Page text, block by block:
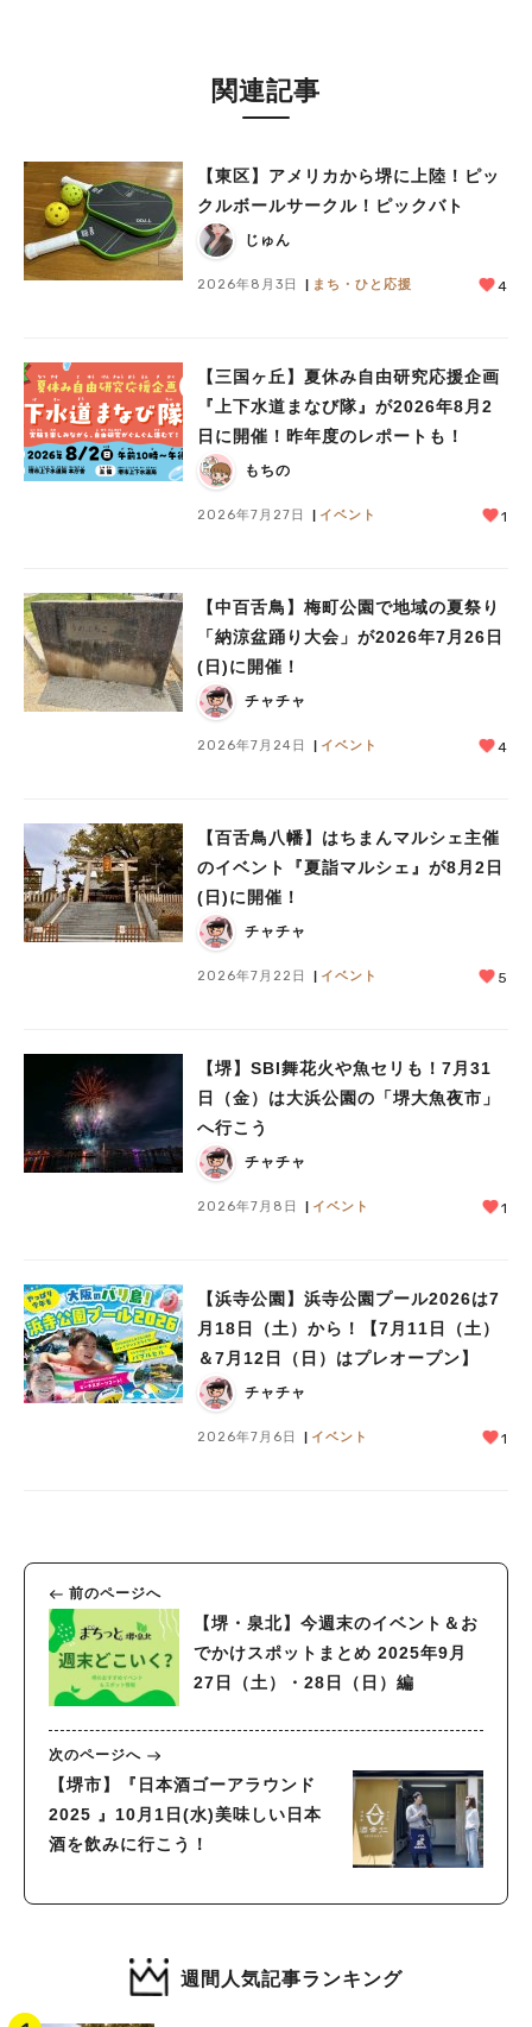
関連記事
【東区】アメリカから堺に上陸！ピッ
クルボールサークル！ピックバト
じゅん
2026年8月3日 まち・ひと応援 4
【三国ヶ丘】夏休み自由研究応援企画
『上下水道まなび隊』が2026年8月2
日に開催！昨年度のレポートも！
もちの
2026年7月27日 イベント 1
【中百舌鳥】梅町公園で地域の夏祭り
「納涼盆踊り大会」が2026年7月26日
(日)に開催！
チャチャ
2026年7月24日 イベント 4
【百舌鳥八幡】はちまんマルシェ主催
のイベント『夏詣マルシェ』が8月2日
(日)に開催！
チャチャ
2026年7月22日 イベント 5
【堺】SBI舞花火や魚セリも！7月31
日（金）は大浜公園の「堺大魚夜市」
へ行こう
チャチャ
2026年7月8日 イベント 1
【浜寺公園】浜寺公園プール2026は7
月18日（土）から！【7月11日（土）
＆7月12日（日）はプレオープン】
チャチャ
2026年7月6日 イベント 1
前のページへ
【堺・泉北】今週末のイベント＆お
でかけスポットまとめ 2025年9月
27日（土）・28日（日）編
次のページへ
【堺市】『日本酒ゴーアラウンド
2025 』10月1日(水)美味しい日本
酒を飲みに行こう！
週間人気記事ランキング
人気のキーワード
#泉ヶ丘駅#栂・美木多駅 #光明池駅#なかもず駅